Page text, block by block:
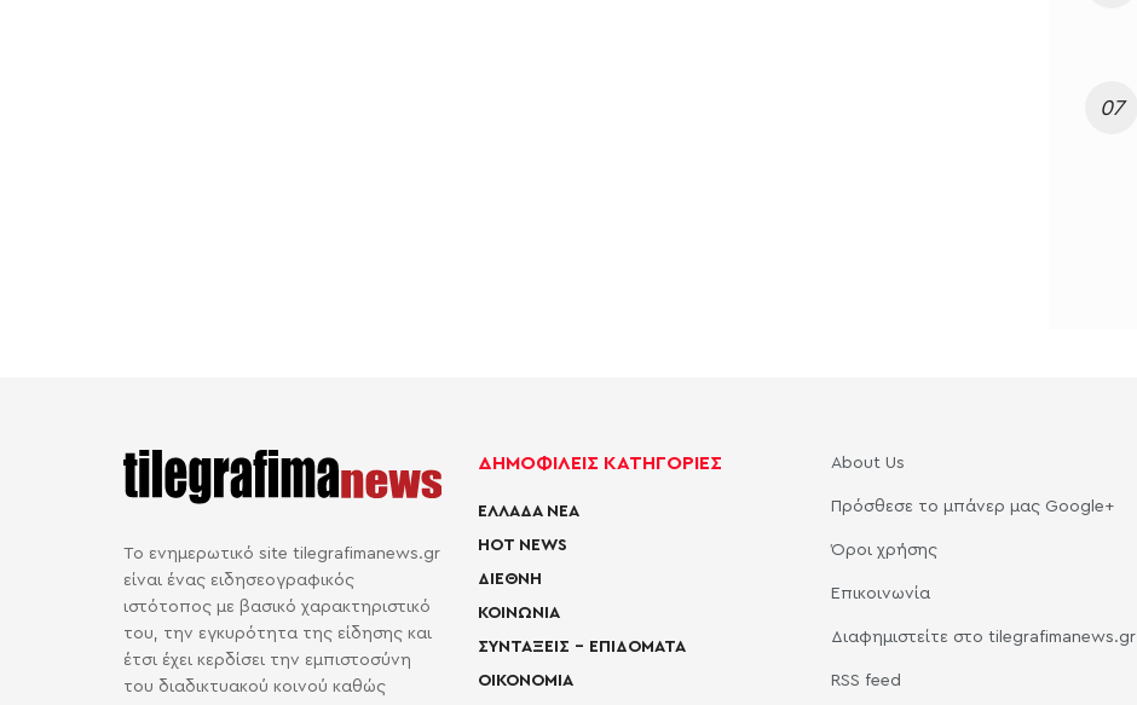
Το ενημερωτικό site tilegrafimanews.gr
είναι ένας ειδησεογραφικός
ιστότοπος με βασικό χαρακτηριστικό
του, την εγκυρότητα της είδησης και
έτσι έχει κερδίσει την εμπιστοσύνη
του διαδικτυακού κοινού καθώς
ΔΗΜΟΦΙΛΕΙΣ ΚΑΤΗΓΟΡΙΕΣ
ΕΛΛΑΔΑ ΝΕΑ
HOT NEWS
ΔΙΕΘΝΗ
ΚΟΙΝΩΝΙΑ
ΣΥΝΤΑΞΕΙΣ – ΕΠΙΔΟΜΑΤΑ
ΟΙΚΟΝΟΜΙΑ
About Us
Πρόσθεσε το μπάνερ μας Google+
Όροι χρήσης
Επικοινωνία
Διαφημιστείτε στο tilegrafimanews.gr
RSS feed